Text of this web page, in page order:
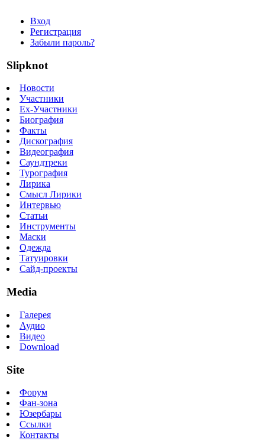
Вход
Регистрация
Забыли пароль?
Slipknot
Новости
Участники
Ex-Участники
Биография
Факты
Дискография
Видеография
Саундтреки
Турография
Лирика
Смысл Лирики
Интервью
Статьи
Инструменты
Маски
Одежда
Татуировки
Сайд-проекты
Media
Галерея
Аудио
Видео
Download
Site
Форум
Фан-зона
Юзербары
Ссылки
Контакты